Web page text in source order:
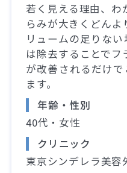
若く見える理由、
らみが大きくどん
リュームの足りな
は除去することで
が改善されるだけ
ます。
年齢・性別
40代・女性
クリニック
東京シンデレラ美容